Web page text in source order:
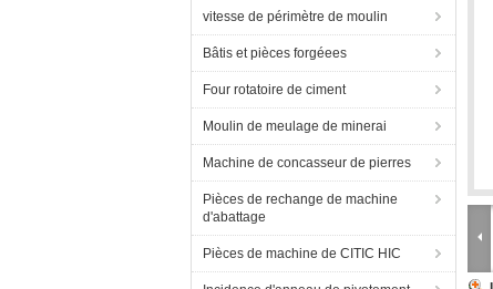
vitesse de périmètre de moulin
Bâtis et pièces forgéees
Four rotatoire de ciment
Moulin de meulage de minerai
Machine de concasseur de pierres
Pièces de rechange de machine
d'abattage
Pièces de machine de CITIC HIC